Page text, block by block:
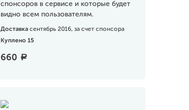
спонсоров в сервисе и которые будет
видно всем пользователям.
Доставка сентябрь 2016, за счет спонсора
Куплено 15
660 a